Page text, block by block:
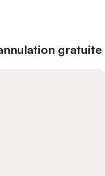
gratuite